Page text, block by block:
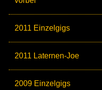
2011 Einzelgigs
2011 Laternen-Joe
2009 Einzelgigs